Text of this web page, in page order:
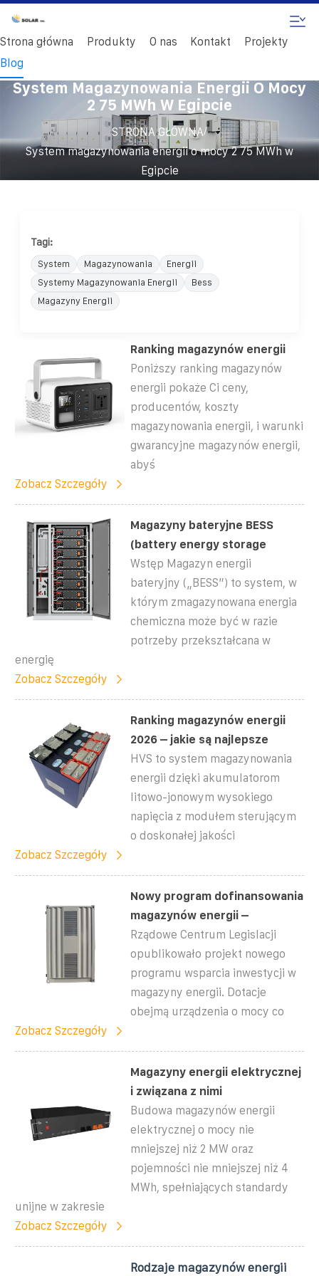
Strona główna Produkty O nas Kontakt
Projekty
Blog
System Magazynowania Energii O Mocy
2 75 MWh W Egipcie
STRONA GŁÓWNA/
System magazynowania energii o mocy 2 75 MWh w
Egipcie
Tagi:
System Magazynowania
Energii
Systemy Magazynowania Energii
Bess
Magazyny Energii
Ranking magazynów energii
Poniższy ranking magazynów
energii pokaże Ci ceny,
producentów, koszty
magazynowania energii, i warunki
gwarancyjne magazynów energii,
abyś
Zobacz Szczegóły
Magazyny bateryjne BESS
(battery energy storage
Wstęp Magazyn energii
bateryjny („BESS”) to system, w
którym zmagazynowana energia
chemiczna może być w razie
potrzeby przekształcana w
energię
Zobacz Szczegóły
Ranking magazynów energii
2026 – jakie są najlepsze
HVS to system magazynowania
energii dzięki akumulatorom
litowo-jonowym wysokiego
napięcia z modułem sterującym
o doskonałej jakości
Zobacz Szczegóły
Nowy program dofinansowania
magazynów energii –
Rządowe Centrum Legislacji
opublikowało projekt nowego
programu wsparcia inwestycji w
magazyny energii. Dotacje
obejmą urządzenia o mocy co
Zobacz Szczegóły
Magazyny energii elektrycznej
i związana z nimi
Budowa magazynów energii
elektrycznej o mocy nie
mniejszej niż 2 MW oraz
pojemności nie mniejszej niż 4
MWh, spełniających standardy
unijne w zakresie
Zobacz Szczegóły
Rodzaje magazynów energii